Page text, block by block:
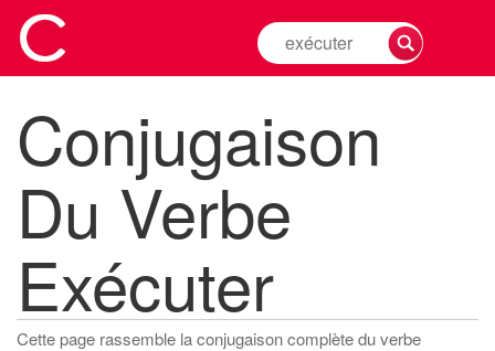
Rechercher
la
d'un
verbe
Conjugaison
Du Verbe
Exécuter
Cette page rassemble la conjugaison complète du verbe